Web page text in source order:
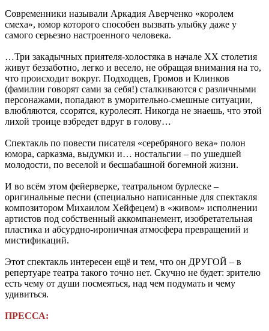
Современники называли Аркадия Аверченко «королем
смеха», юмор которого способен вызвать улыбку даже у
самого серьезно настроенного человека.
…Три закадычных приятеля-холостяка в начале XX столетия
живут беззаботно, легко и весело, не обращая внимания на то,
что происходит вокруг. Подходцев, Громов и Клинков
(фамилии говорят сами за себя!) сталкиваются с различными
персонажами, попадают в уморительно-смешные ситуации,
влюбляются, ссорятся, куролесят. Никогда не знаешь, что этой
лихой троице взбредет вдруг в голову…
Спектакль по повести писателя «серебряного века» полон
юмора, сарказма, выдумки и… ностальгии – по ушедшей
молодости, по веселой и бесшабашной богемной жизни.
И во всём этом фейерверке, театральном бурлеске –
оригинальные песни (специально написанные для спектакля
композитором Михаилом Хейфецем) в «живом» исполнении
артистов под собственный аккомпанемент, изобретательная
пластика и абсурдно-ироничная атмосфера превращений и
мистификаций.
Этот спектакль интересен ещё и тем, что он ДРУГОЙ – в
репертуаре театра такого точно нет. Скучно не будет: зрителю
есть чему от души посмеяться, над чем подумать и чему
удивиться.
ПРЕССА: